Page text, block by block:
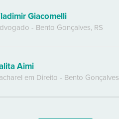
Giacomelli
- Bento Gonçalves, RS
Aimi
em Direito - Bento Gonçalves